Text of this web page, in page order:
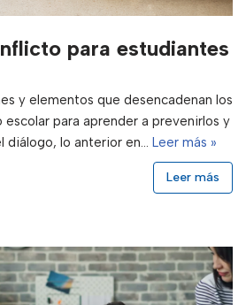
para estudiantes
y elementos que desencadenan los
para aprender a prevenirlos y
diálogo, lo anterior en… Leer más »
Leer más